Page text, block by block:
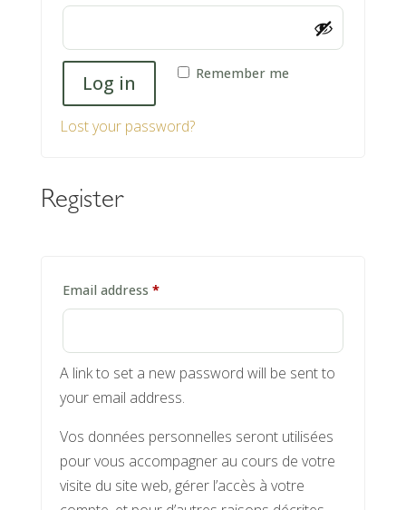
A
t
n
v
e
Remember me
Log in
Lost your password?
Register
Email address *Required
A link to set a new password will be sent to
your email address.
Vos données personnelles seront utilisées
pour vous accompagner au cours de votre
visite du site web, gérer l’accès à votre